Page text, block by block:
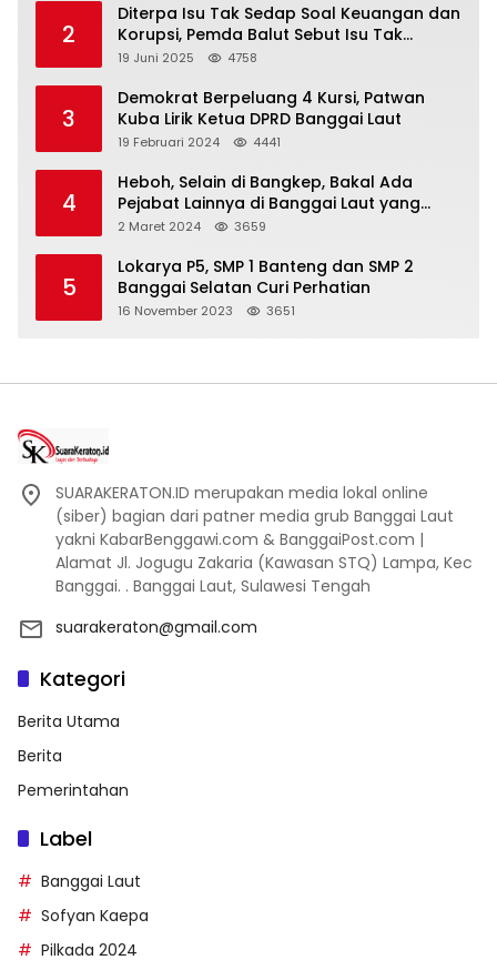
2
Diterpa Isu Tak Sedap Soal Keuangan dan
Korupsi, Pemda Balut Sebut Isu Tak
Berdasar
19 Juni 2025 4758
3
Demokrat Berpeluang 4 Kursi, Patwan
Kuba Lirik Ketua DPRD Banggai Laut
19 Februari 2024 4441
4
Heboh, Selain di Bangkep, Bakal Ada
Pejabat Lainnya di Banggai Laut yang
Bakal di Ciduk, Bagini Kata Kapolres!
2 Maret 2024 3659
5
Lokarya P5, SMP 1 Banteng dan SMP 2
Banggai Selatan Curi Perhatian
16 November 2023 3651
SUARAKERATON.ID merupakan media lokal online
(siber) bagian dari patner media grub Banggai Laut
yakni KabarBenggawi.com & BanggaiPost.com |
Alamat Jl. Jogugu Zakaria (Kawasan STQ) Lampa, Kec
Banggai. . Banggai Laut, Sulawesi Tengah
suarakeraton@gmail.com
Kategori
Berita Utama
Berita
Pemerintahan
Label
Banggai Laut
Sofyan Kaepa
Pilkada 2024